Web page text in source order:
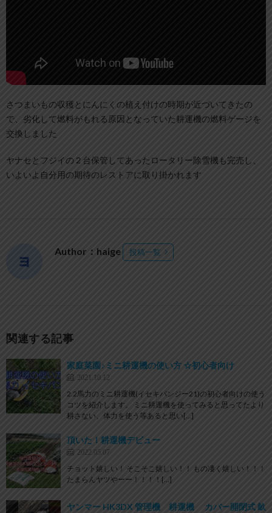
さつまいもの収穫とにんにくの植え付けの時期が近づいてきたの
で、劣化して燃料がもれる原因となっていた耕運機の燃料ゲージを
交換しました
ヤナセとフジイの２台保管してあったロータリー除雪機も完売し、
いよいよ自分用の期待のレストアに取り掛かれます
Author：haige 投稿一覧
関連する記事
家庭菜園♪ミニ耕運機の使い方 ☆初心者向け
2021.10.12
2.2馬力のミニ耕運機(イセキパンジー21)の初心者向けの使う
コツを紹介します。 ミニ耕運機を使ってみると思ってたより
耕さない、体力を使う等あると思い[…]
頂いた！耕運機デビュー
2022.05.07
チョット嬉しい！ そこそこ嬉しい！！ もの凄く嬉しい！！！
たまらんヤツやーー！！！！[…]
ヤンマー HK3DX 管理機 耕運機 カバー開閉式 畝